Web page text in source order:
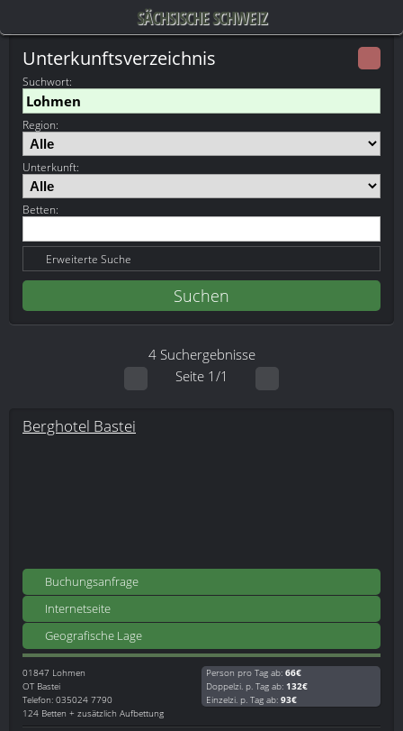
SÄCHSISCHE SCHWEIZ
Unterkunftsverzeichnis
Suchwort:
Region:
Unterkunft:
Betten:
Erweiterte Suche
4 Suchergebnisse
Seite 1/1
Berghotel Bastei
Buchungsanfrage
Internetseite
Geografische Lage
01847 Lohmen
OT Bastei
Telefon: 035024 7790
124 Betten + zusätzlich Aufbettung
Person pro Tag ab: 66€
Doppelzi. p. Tag ab: 132€
Einzelzi. p. Tag ab: 93€